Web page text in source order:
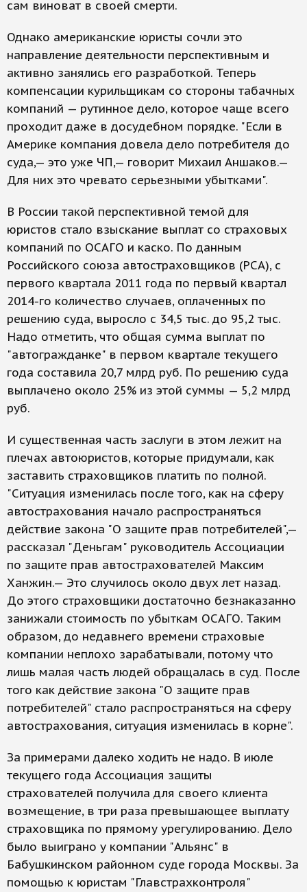
сам виноват в своей смерти.
Однако американские юристы сочли это
направление деятельности перспективным и
активно занялись его разработкой. Теперь
компенсации курильщикам со стороны табачных
компаний — рутинное дело, которое чаще всего
проходит даже в досудебном порядке. "Если в
Америке компания довела дело потребителя до
суда,— это уже ЧП,— говорит Михаил Аншаков.—
Для них это чревато серьезными убытками".
В России такой перспективной темой для
юристов стало взыскание выплат со страховых
компаний по ОСАГО и каско. По данным
Российского союза автостраховщиков (РСА), с
первого квартала 2011 года по первый квартал
2014-го количество случаев, оплаченных по
решению суда, выросло с 34,5 тыс. до 95,2 тыс.
Надо отметить, что общая сумма выплат по
"автогражданке" в первом квартале текущего
года составила 20,7 млрд руб. По решению суда
выплачено около 25% из этой суммы — 5,2 млрд
руб.
И существенная часть заслуги в этом лежит на
плечах автоюристов, которые придумали, как
заставить страховщиков платить по полной.
"Ситуация изменилась после того, как на сферу
автострахования начало распространяться
действие закона "О защите прав потребителей",—
рассказал "Деньгам" руководитель Ассоциации
по защите прав автострахователей Максим
Ханжин.— Это случилось около двух лет назад.
До этого страховщики достаточно безнаказанно
занижали стоимость по убыткам ОСАГО. Таким
образом, до недавнего времени страховые
компании неплохо зарабатывали, потому что
лишь малая часть людей обращалась в суд. После
того как действие закона "О защите прав
потребителей" стало распространяться на сферу
автострахования, ситуация изменилась в корне".
За примерами далеко ходить не надо. В июле
текущего года Ассоциация защиты
страхователей получила для своего клиента
возмещение, в три раза превышающее выплату
страховщика по прямому урегулированию. Дело
было выиграно у компании "Альянс" в
Бабушкинском районном суде города Москвы. За
помощью к юристам "Главстрахконтроля"